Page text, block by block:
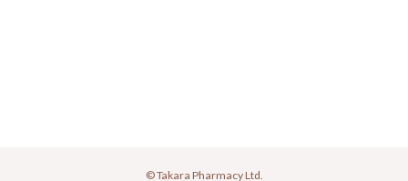
© Takara Pharmacy Ltd.